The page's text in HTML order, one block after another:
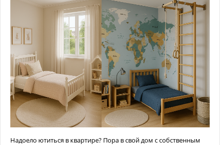
Надоело ютиться в квартире? Пора в свой дом с собственным